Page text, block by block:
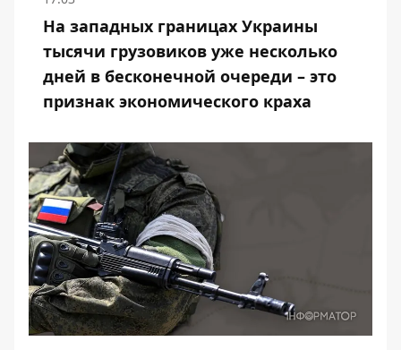
На западных границах Украины
тысячи грузовиков уже несколько
дней в бесконечной очереди – это
признак экономического краха